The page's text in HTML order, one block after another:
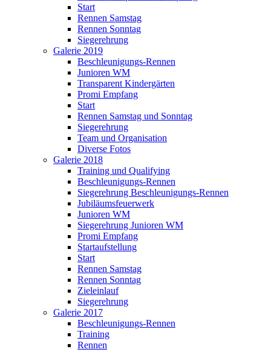
Start
Rennen Samstag
Rennen Sonntag
Siegerehrung
Galerie 2019
Beschleunigungs-Rennen
Junioren WM
Transparent Kindergärten
Promi Empfang
Start
Rennen Samstag und Sonntag
Siegerehrung
Team und Organisation
Diverse Fotos
Galerie 2018
Training und Qualifying
Beschleunigungs-Rennen
Siegerehrung Beschleunigungs-Rennen
Jubiläumsfeuerwerk
Junioren WM
Siegerehrung Junioren WM
Promi Empfang
Startaufstellung
Start
Rennen Samstag
Rennen Sonntag
Zieleinlauf
Siegerehrung
Galerie 2017
Beschleunigungs-Rennen
Training
Rennen